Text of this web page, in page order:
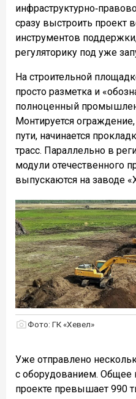
сразу выстроить проект
инструментов
регуляторику под уже
На строительной
просто разметка и
полноценный
Монтируется
пути, начинается
трасс. Параллельно в
модули отечественного
выпускаются на заводе
Фото: ГК «Хевел»
Уже отправлено
с оборудованием. Общее
проекте превышает 990